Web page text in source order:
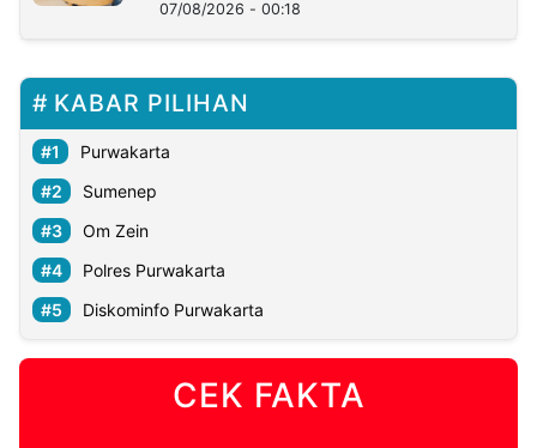
07/08/2026 - 00:18
KABAR PILIHAN
Purwakarta
Sumenep
Om Zein
Polres Purwakarta
Diskominfo Purwakarta
CEK FAKTA